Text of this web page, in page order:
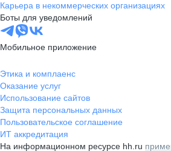
Карьера в некоммерческих организациях
Боты для уведомлений
Мобильное приложение
Этика и комплаенс
Оказание услуг
Использование сайтов
Защита персональных данных
Пользовательское соглашение
ИТ аккредитация
На информационном ресурсе hh.ru